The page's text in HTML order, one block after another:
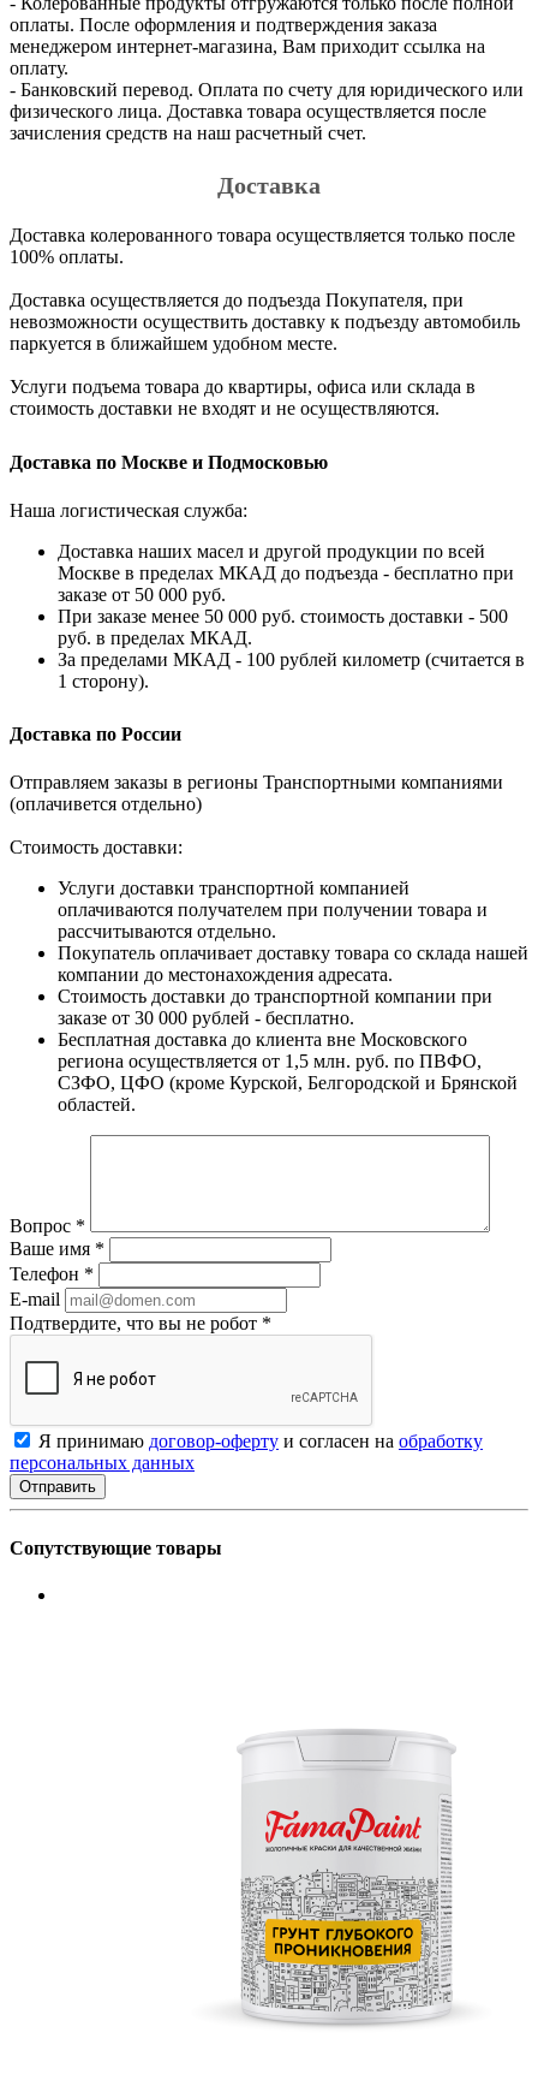
оплаты. После оформления и подтверждения заказа
менеджером интернет-магазина, Вам приходит ссылка на
оплату.
- Банковский перевод. Оплата по счету для юридического или
физического лица. Доставка товара осуществляется после
зачисления средств на наш расчетный счет.
Доставка
Доставка колерованного товара осуществляется только после
100% оплаты.
Доставка осуществляется до подъезда Покупателя, при
невозможности осуществить доставку к подъезду автомобиль
паркуется в ближайшем удобном месте.
Услуги подъема товара до квартиры, офиса или склада в
стоимость доставки не входят и не осуществляются.
Доставка по Москве и Подмосковью
Наша логистическая служба:
Доставка наших масел и другой продукции по всей
Москве в пределах МКАД до подъезда - бесплатно при
заказе от 50 000 руб.
При заказе менее 50 000 руб. стоимость доставки - 500
руб. в пределах МКАД.
За пределами МКАД - 100 рублей километр (считается в
1 сторону).
Доставка по России
Отправляем заказы в регионы Транспортными компаниями
(оплачивется отдельно)
Стоимость доставки:
Услуги доставки транспортной компанией
оплачиваются получателем при получении товара и
рассчитываются отдельно.
Покупатель оплачивает доставку товара со склада нашей
компании до местонахождения адресата.
Стоимость доставки до транспортной компании при
заказе от 30 000 рублей - бесплатно.
Бесплатная доставка до клиента вне Московского
региона осуществляется от 1,5 млн. руб. по ПВФО,
СЗФО, ЦФО (кроме Курской, Белгородской и Брянской
областей.
Вопрос *
Ваше имя *
Телефон *
E-mail
Подтвердите, что вы не робот *
Я принимаю договор-оферту и согласен на обработку
персональных данных
Сопутствующие товары